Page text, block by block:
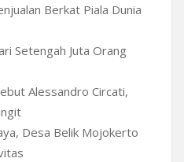
Berkat Piala Dunia
Setengah Juta Orang
Alessandro Circati,
Desa Belik Mojokerto